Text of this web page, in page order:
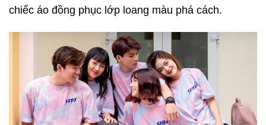
chiếc áo đồng phục lớp loang màu phá cách.